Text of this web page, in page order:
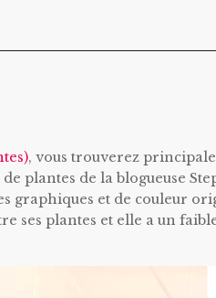
, vous trouverez
plantes de la blogueuse
graphiques et de couleur
ses plantes et elle a un